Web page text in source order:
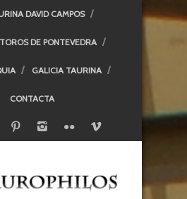
DAVID CAMPOS
DE PONTEVEDRA
GALICIA TAURINA
CONTACTA